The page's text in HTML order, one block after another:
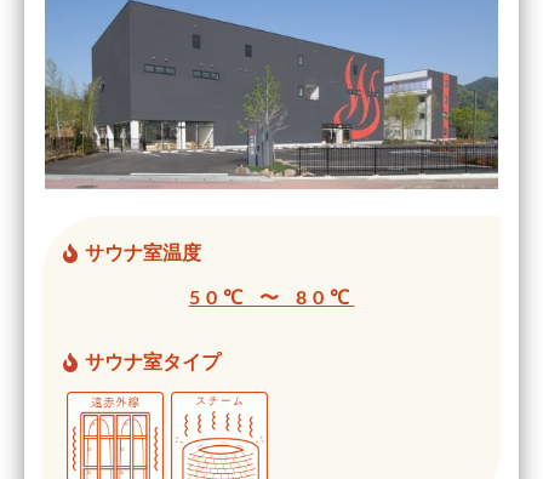
サウナ室温度
50℃ 〜 80℃
サウナ室タイプ